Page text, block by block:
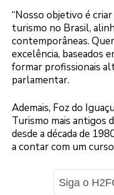
“Nosso objetivo é
turismo no Brasil,
contemporâneas.
excelência, baseados
formar profissionais
parlamentar.
Ademais, Foz do
Turismo mais antigos
desde a década de
a contar com um
Siga o